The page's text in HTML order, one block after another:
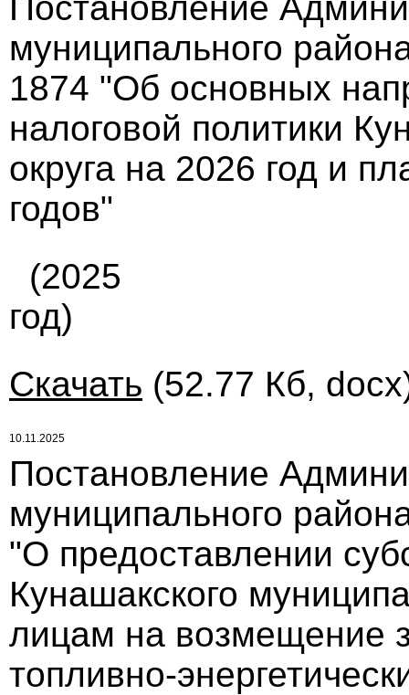
муниципального
1874 "Об основных
налоговой политики
округа на 2026 год и
годов"
(2025
год)
Скачать (52.77 Кб,
10.11.2025
Постановление
муниципального
"О предоставлении
Кунашакского
лицам на возмещение
топливно-